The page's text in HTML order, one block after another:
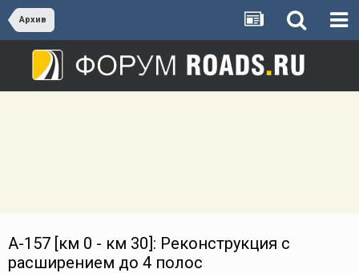
Архив
А-157 [км 0 - км 30]: Реконструкция с
расширением до 4 полос